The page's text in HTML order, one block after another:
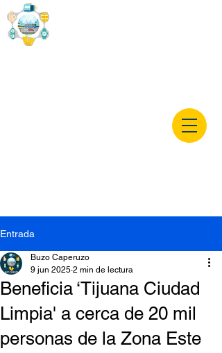
Entrada
Beneficia ‘Tijuana Ciudad
Limpia' a cerca de 20 mil
personas de la Zona Este
Buzo Caperuzo
9 jun 2025 2 min de lectura